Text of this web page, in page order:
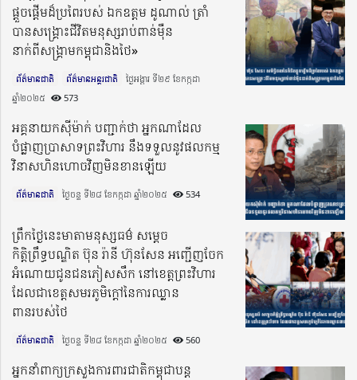
ផ្តួចផ្តើមដ៏ប្រពៃរបស់ ឯកឧត្តម ដូណាល់ ត្រាំ
បានសង្រ្គោះជីវិតមនុស្សរាប់ពាន់ម៉ឺន
នាក់ពីសង្រ្គាមកម្ពុជានិងថៃ»
ព័ត៌មានជាតិ ព័ត៌មានអន្តរជាតិ
ថ្ងៃអង្គារ ទី២៩ ខែកក្កដា
ឆ្នាំ២០២៥​
573
អគ្គនាយកស៊ីម៉ាក់ បញ្ជាក់ថា អ្នកណាដែល
បំផ្លាញប្រាសាទព្រះវិហារ នឹងទទួលនូវផលកម្ម
វិនាសហិនហោចវិញមិនខានឡើយ
ព័ត៌មានជាតិ ថ្ងៃចន្ទ ទី២៨ ខែកក្កដា ឆ្នាំ២០២៥​ 534
ព្រឹកថ្ងៃនេះមាតាមនុស្សធម៌ សម្តេច
កិត្តិព្រឹទ្ធបណ្ឌិត ប៊ុន រ៉ានី ហ៊ុនសែន អញ្ជើញចែក​
អំណោយ​ជូនជនភៀសសឹក នៅខេត្តព្រះវិហារ
ដែលជាខេត្តសមរភូមិក្តៅ​នៃការ​ឈ្លាន​
ពានរបស់ថៃ
ព័ត៌មានជាតិ ថ្ងៃចន្ទ ទី២៨ ខែកក្កដា ឆ្នាំ២០២៥​ 560
អ្នកនាំពាក្យក្រសួងការពារជាតិកម្ពុជាបន្ត